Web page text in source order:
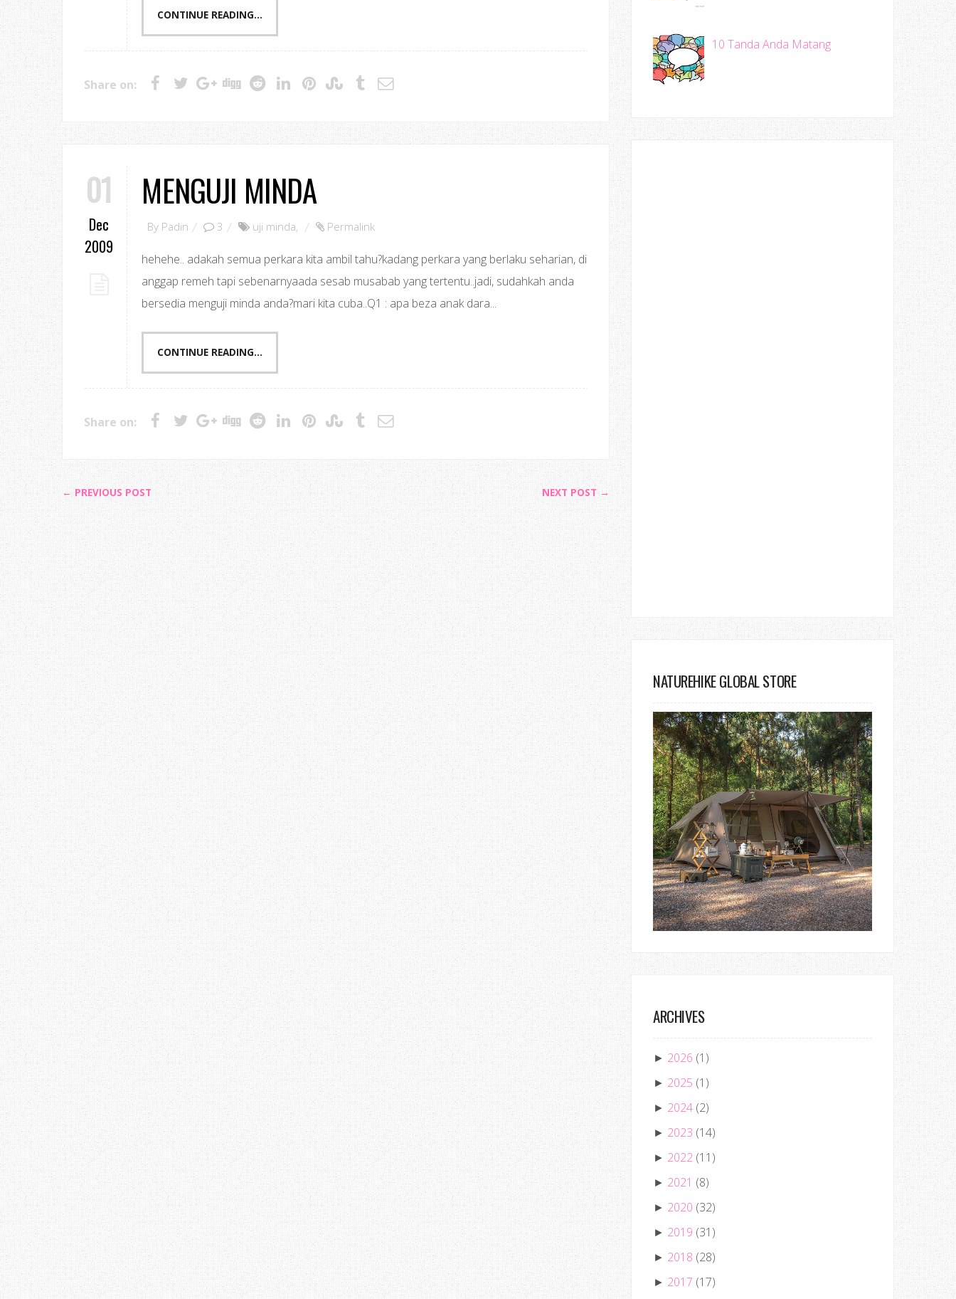
CONTINUE READING...
Share on:
01
Dec
2009
MENGUJI MINDA
By Padin 3 uji minda, Permalink
hehehe.. adakah semua perkara kita ambil tahu?kadang perkara yang berlaku seharian, di
anggap remeh tapi sebenarnyaada sesab musabab yang tertentu..jadi, sudahkah anda
bersedia menguji minda anda?mari kita cuba..Q1 : apa beza anak dara...
CONTINUE READING...
Share on:
← PREVIOUS POST NEXT POST →
10 Tanda Anda Matang
NATUREHIKE GLOBAL STORE
ARCHIVES
► 2026 (1)
► 2025 (1)
► 2024 (2)
► 2023 (14)
► 2022 (11)
► 2021 (8)
► 2020 (32)
► 2019 (31)
► 2018 (28)
► 2017 (17)